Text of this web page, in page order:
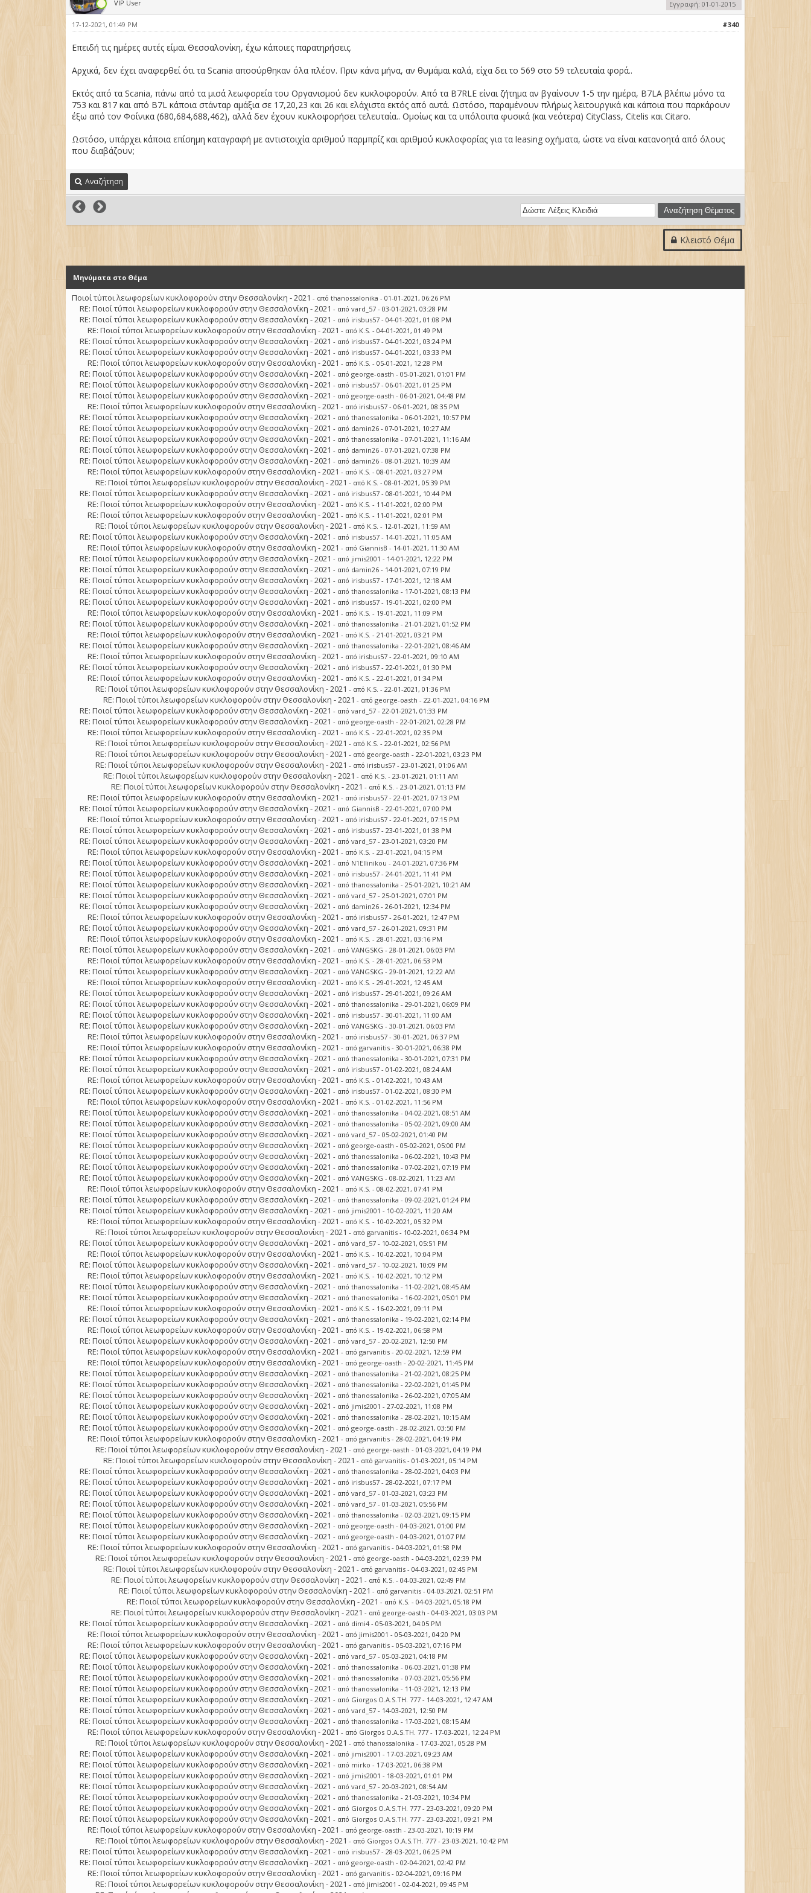
VIP User
Εγγραφή: 01-01-2015
#340
17-12-2021, 01:49 PM
Επειδή τις ημέρες αυτές είμαι Θεσσαλονίκη, έχω κάποιες παρατηρήσεις.
Αρχικά, δεν έχει αναφερθεί ότι τα Scania αποσύρθηκαν όλα πλέον. Πριν κάνα μήνα, αν θυμάμαι καλά, είχα δει το 569 στο 59 τελευταία φορά..
Εκτός από τα Scania, πάνω από τα μισά λεωφορεία του Οργανισμού δεν κυκλοφορούν. Από τα B7RLE είναι ζήτημα αν βγαίνουν 1-5 την ημέρα, Β7LA βλέπω μόνο τα
753 και 817 και από B7L κάποια στάνταρ αμάξια σε 17,20,23 και 26 και ελάχιστα εκτός από αυτά. Ωστόσο, παραμένουν πλήρως λειτουργικά και κάποια που παρκάρουν
έξω από τον Φοίνικα (680,684,688,462), αλλά δεν έχουν κυκλοφορήσει τελευταία.. Ομοίως και τα υπόλοιπα φυσικά (και νεότερα) CityClass, Citelis και Citaro.
Ωστόσο, υπάρχει κάποια επίσημη καταγραφή με αντιστοιχία αριθμού παρμπρίζ και αριθμού κυκλοφορίας για τα leasing οχήματα, ώστε να είναι κατανοητά από όλους
που διαβάζουν;
Αναζήτηση
Κλειστό Θέμα
Μηνύματα στο Θέμα
Ποιοί τύποι λεωφορείων κυκλοφορούν στην Θεσσαλονίκη - 2021 - απόthanossalonika - 01-01-2021, 06:26 PM
RE: Ποιοί τύποι λεωφορείων κυκλοφορούν στην Θεσσαλονίκη - 2021 - απόvard_57 - 03-01-2021, 03:28 PM
RE: Ποιοί τύποι λεωφορείων κυκλοφορούν στην Θεσσαλονίκη - 2021 - από irisbus57 - 04-01-2021, 01:08 PM
RE: Ποιοί τύποι λεωφορείων κυκλοφορούν στην Θεσσαλονίκη - 2021 - από K.S. - 04-01-2021, 01:49 PM
RE: Ποιοί τύποι λεωφορείων κυκλοφορούν στην Θεσσαλονίκη - 2021 - από irisbus57 - 04-01-2021, 03:24 PM
RE: Ποιοί τύποι λεωφορείων κυκλοφορούν στην Θεσσαλονίκη - 2021 - από irisbus57 - 04-01-2021, 03:33 PM
RE: Ποιοί τύποι λεωφορείων κυκλοφορούν στην Θεσσαλονίκη - 2021 - από K.S. - 05-01-2021, 12:28 PM
RE: Ποιοί τύποι λεωφορείων κυκλοφορούν στην Θεσσαλονίκη - 2021 - απόgeorge-oasth - 05-01-2021, 01:01 PM
RE: Ποιοί τύποι λεωφορείων κυκλοφορούν στην Θεσσαλονίκη - 2021 - από irisbus57 - 06-01-2021, 01:25 PM
RE: Ποιοί τύποι λεωφορείων κυκλοφορούν στην Θεσσαλονίκη - 2021 - απόgeorge-oasth - 06-01-2021, 04:48 PM
RE: Ποιοί τύποι λεωφορείων κυκλοφορούν στην Θεσσαλονίκη - 2021 - από irisbus57 - 06-01-2021, 08:35 PM
RE: Ποιοί τύποι λεωφορείων κυκλοφορούν στην Θεσσαλονίκη - 2021 - απόthanossalonika - 06-01-2021, 10:57 PM
RE: Ποιοί τύποι λεωφορείων κυκλοφορούν στην Θεσσαλονίκη - 2021 - από damin26 - 07-01-2021, 10:27 AM
RE: Ποιοί τύποι λεωφορείων κυκλοφορούν στην Θεσσαλονίκη - 2021 - απόthanossalonika - 07-01-2021, 11:16 AM
RE: Ποιοί τύποι λεωφορείων κυκλοφορούν στην Θεσσαλονίκη - 2021 - από damin26 - 07-01-2021, 07:38 PM
RE: Ποιοί τύποι λεωφορείων κυκλοφορούν στην Θεσσαλονίκη - 2021 - από damin26 - 08-01-2021, 10:39 AM
RE: Ποιοί τύποι λεωφορείων κυκλοφορούν στην Θεσσαλονίκη - 2021 - από K.S. - 08-01-2021, 03:27 PM
RE: Ποιοί τύποι λεωφορείων κυκλοφορούν στην Θεσσαλονίκη - 2021 - από K.S. - 08-01-2021, 05:39 PM
RE: Ποιοί τύποι λεωφορείων κυκλοφορούν στην Θεσσαλονίκη - 2021 - από irisbus57 - 08-01-2021, 10:44 PM
RE: Ποιοί τύποι λεωφορείων κυκλοφορούν στην Θεσσαλονίκη - 2021 - από K.S. - 11-01-2021, 02:00 PM
RE: Ποιοί τύποι λεωφορείων κυκλοφορούν στην Θεσσαλονίκη - 2021 - από K.S. - 11-01-2021, 02:01 PM
RE: Ποιοί τύποι λεωφορείων κυκλοφορούν στην Θεσσαλονίκη - 2021 - από K.S. - 12-01-2021, 11:59 AM
RE: Ποιοί τύποι λεωφορείων κυκλοφορούν στην Θεσσαλονίκη - 2021 - από irisbus57 - 14-01-2021, 11:05 AM
RE: Ποιοί τύποι λεωφορείων κυκλοφορούν στην Θεσσαλονίκη - 2021 - από GiannisB - 14-01-2021, 11:30 AM
RE: Ποιοί τύποι λεωφορείων κυκλοφορούν στην Θεσσαλονίκη - 2021 - από jimis2001 - 14-01-2021, 12:22 PM
RE: Ποιοί τύποι λεωφορείων κυκλοφορούν στην Θεσσαλονίκη - 2021 - από damin26 - 14-01-2021, 07:19 PM
RE: Ποιοί τύποι λεωφορείων κυκλοφορούν στην Θεσσαλονίκη - 2021 - από irisbus57 - 17-01-2021, 12:18 AM
RE: Ποιοί τύποι λεωφορείων κυκλοφορούν στην Θεσσαλονίκη - 2021 - απόthanossalonika - 17-01-2021, 08:13 PM
RE: Ποιοί τύποι λεωφορείων κυκλοφορούν στην Θεσσαλονίκη - 2021 - από irisbus57 - 19-01-2021, 02:00 PM
RE: Ποιοί τύποι λεωφορείων κυκλοφορούν στην Θεσσαλονίκη - 2021 - από K.S. - 19-01-2021, 11:09 PM
RE: Ποιοί τύποι λεωφορείων κυκλοφορούν στην Θεσσαλονίκη - 2021 - απόthanossalonika - 21-01-2021, 01:52 PM
RE: Ποιοί τύποι λεωφορείων κυκλοφορούν στην Θεσσαλονίκη - 2021 - από K.S. - 21-01-2021, 03:21 PM
RE: Ποιοί τύποι λεωφορείων κυκλοφορούν στην Θεσσαλονίκη - 2021 - απόthanossalonika - 22-01-2021, 08:46 AM
RE: Ποιοί τύποι λεωφορείων κυκλοφορούν στην Θεσσαλονίκη - 2021 - από irisbus57 - 22-01-2021, 09:10 AM
RE: Ποιοί τύποι λεωφορείων κυκλοφορούν στην Θεσσαλονίκη - 2021 - από irisbus57 - 22-01-2021, 01:30 PM
RE: Ποιοί τύποι λεωφορείων κυκλοφορούν στην Θεσσαλονίκη - 2021 - από K.S. - 22-01-2021, 01:34 PM
RE: Ποιοί τύποι λεωφορείων κυκλοφορούν στην Θεσσαλονίκη - 2021 - από K.S. - 22-01-2021, 01:36 PM
RE: Ποιοί τύποι λεωφορείων κυκλοφορούν στην Θεσσαλονίκη - 2021 - απόgeorge-oasth - 22-01-2021, 04:16 PM
RE: Ποιοί τύποι λεωφορείων κυκλοφορούν στην Θεσσαλονίκη - 2021 - απόvard_57 - 22-01-2021, 01:33 PM
RE: Ποιοί τύποι λεωφορείων κυκλοφορούν στην Θεσσαλονίκη - 2021 - απόgeorge-oasth - 22-01-2021, 02:28 PM
RE: Ποιοί τύποι λεωφορείων κυκλοφορούν στην Θεσσαλονίκη - 2021 - από K.S. - 22-01-2021, 02:35 PM
RE: Ποιοί τύποι λεωφορείων κυκλοφορούν στην Θεσσαλονίκη - 2021 - από K.S. - 22-01-2021, 02:56 PM
RE: Ποιοί τύποι λεωφορείων κυκλοφορούν στην Θεσσαλονίκη - 2021 - απόgeorge-oasth - 22-01-2021, 03:23 PM
RE: Ποιοί τύποι λεωφορείων κυκλοφορούν στην Θεσσαλονίκη - 2021 - από irisbus57 - 23-01-2021, 01:06 AM
RE: Ποιοί τύποι λεωφορείων κυκλοφορούν στην Θεσσαλονίκη - 2021 - από K.S. - 23-01-2021, 01:11 AM
RE: Ποιοί τύποι λεωφορείων κυκλοφορούν στην Θεσσαλονίκη - 2021 - από K.S. - 23-01-2021, 01:13 PM
RE: Ποιοί τύποι λεωφορείων κυκλοφορούν στην Θεσσαλονίκη - 2021 - από irisbus57 - 22-01-2021, 07:13 PM
RE: Ποιοί τύποι λεωφορείων κυκλοφορούν στην Θεσσαλονίκη - 2021 - από GiannisB - 22-01-2021, 07:00 PM
RE: Ποιοί τύποι λεωφορείων κυκλοφορούν στην Θεσσαλονίκη - 2021 - από irisbus57 - 22-01-2021, 07:15 PM
RE: Ποιοί τύποι λεωφορείων κυκλοφορούν στην Θεσσαλονίκη - 2021 - από irisbus57 - 23-01-2021, 01:38 PM
RE: Ποιοί τύποι λεωφορείων κυκλοφορούν στην Θεσσαλονίκη - 2021 - απόvard_57 - 23-01-2021, 03:20 PM
RE: Ποιοί τύποι λεωφορείων κυκλοφορούν στην Θεσσαλονίκη - 2021 - από K.S. - 23-01-2021, 04:15 PM
RE: Ποιοί τύποι λεωφορείων κυκλοφορούν στην Θεσσαλονίκη - 2021 - από N1Ellinikou - 24-01-2021, 07:36 PM
RE: Ποιοί τύποι λεωφορείων κυκλοφορούν στην Θεσσαλονίκη - 2021 - από irisbus57 - 24-01-2021, 11:41 PM
RE: Ποιοί τύποι λεωφορείων κυκλοφορούν στην Θεσσαλονίκη - 2021 - απόthanossalonika - 25-01-2021, 10:21 AM
RE: Ποιοί τύποι λεωφορείων κυκλοφορούν στην Θεσσαλονίκη - 2021 - απόvard_57 - 25-01-2021, 07:01 PM
RE: Ποιοί τύποι λεωφορείων κυκλοφορούν στην Θεσσαλονίκη - 2021 - από damin26 - 26-01-2021, 12:34 PM
RE: Ποιοί τύποι λεωφορείων κυκλοφορούν στην Θεσσαλονίκη - 2021 - από irisbus57 - 26-01-2021, 12:47 PM
RE: Ποιοί τύποι λεωφορείων κυκλοφορούν στην Θεσσαλονίκη - 2021 - απόvard_57 - 26-01-2021, 09:31 PM
RE: Ποιοί τύποι λεωφορείων κυκλοφορούν στην Θεσσαλονίκη - 2021 - από K.S. - 28-01-2021, 03:16 PM
RE: Ποιοί τύποι λεωφορείων κυκλοφορούν στην Θεσσαλονίκη - 2021 - απόVANGSKG - 28-01-2021, 06:03 PM
RE: Ποιοί τύποι λεωφορείων κυκλοφορούν στην Θεσσαλονίκη - 2021 - από K.S. - 28-01-2021, 06:53 PM
RE: Ποιοί τύποι λεωφορείων κυκλοφορούν στην Θεσσαλονίκη - 2021 - απόVANGSKG - 29-01-2021, 12:22 AM
RE: Ποιοί τύποι λεωφορείων κυκλοφορούν στην Θεσσαλονίκη - 2021 - από K.S. - 29-01-2021, 12:45 AM
RE: Ποιοί τύποι λεωφορείων κυκλοφορούν στην Θεσσαλονίκη - 2021 - από irisbus57 - 29-01-2021, 09:26 AM
RE: Ποιοί τύποι λεωφορείων κυκλοφορούν στην Θεσσαλονίκη - 2021 - απόthanossalonika - 29-01-2021, 06:09 PM
RE: Ποιοί τύποι λεωφορείων κυκλοφορούν στην Θεσσαλονίκη - 2021 - από irisbus57 - 30-01-2021, 11:00 AM
RE: Ποιοί τύποι λεωφορείων κυκλοφορούν στην Θεσσαλονίκη - 2021 - απόVANGSKG - 30-01-2021, 06:03 PM
RE: Ποιοί τύποι λεωφορείων κυκλοφορούν στην Θεσσαλονίκη - 2021 - από irisbus57 - 30-01-2021, 06:37 PM
RE: Ποιοί τύποι λεωφορείων κυκλοφορούν στην Θεσσαλονίκη - 2021 - απόgarvanitis - 30-01-2021, 06:38 PM
RE: Ποιοί τύποι λεωφορείων κυκλοφορούν στην Θεσσαλονίκη - 2021 - απόthanossalonika - 30-01-2021, 07:31 PM
RE: Ποιοί τύποι λεωφορείων κυκλοφορούν στην Θεσσαλονίκη - 2021 - από irisbus57 - 01-02-2021, 08:24 AM
RE: Ποιοί τύποι λεωφορείων κυκλοφορούν στην Θεσσαλονίκη - 2021 - από K.S. - 01-02-2021, 10:43 AM
RE: Ποιοί τύποι λεωφορείων κυκλοφορούν στην Θεσσαλονίκη - 2021 - από irisbus57 - 01-02-2021, 08:30 PM
RE: Ποιοί τύποι λεωφορείων κυκλοφορούν στην Θεσσαλονίκη - 2021 - από K.S. - 01-02-2021, 11:56 PM
RE: Ποιοί τύποι λεωφορείων κυκλοφορούν στην Θεσσαλονίκη - 2021 - απόthanossalonika - 04-02-2021, 08:51 AM
RE: Ποιοί τύποι λεωφορείων κυκλοφορούν στην Θεσσαλονίκη - 2021 - απόthanossalonika - 05-02-2021, 09:00 AM
RE: Ποιοί τύποι λεωφορείων κυκλοφορούν στην Θεσσαλονίκη - 2021 - απόvard_57 - 05-02-2021, 01:40 PM
RE: Ποιοί τύποι λεωφορείων κυκλοφορούν στην Θεσσαλονίκη - 2021 - απόgeorge-oasth - 05-02-2021, 05:00 PM
RE: Ποιοί τύποι λεωφορείων κυκλοφορούν στην Θεσσαλονίκη - 2021 - απόthanossalonika - 06-02-2021, 10:43 PM
RE: Ποιοί τύποι λεωφορείων κυκλοφορούν στην Θεσσαλονίκη - 2021 - απόthanossalonika - 07-02-2021, 07:19 PM
RE: Ποιοί τύποι λεωφορείων κυκλοφορούν στην Θεσσαλονίκη - 2021 - απόVANGSKG - 08-02-2021, 11:23 AM
RE: Ποιοί τύποι λεωφορείων κυκλοφορούν στην Θεσσαλονίκη - 2021 - από K.S. - 08-02-2021, 07:41 PM
RE: Ποιοί τύποι λεωφορείων κυκλοφορούν στην Θεσσαλονίκη - 2021 - απόthanossalonika - 09-02-2021, 01:24 PM
RE: Ποιοί τύποι λεωφορείων κυκλοφορούν στην Θεσσαλονίκη - 2021 - από jimis2001 - 10-02-2021, 11:20 AM
RE: Ποιοί τύποι λεωφορείων κυκλοφορούν στην Θεσσαλονίκη - 2021 - από K.S. - 10-02-2021, 05:32 PM
RE: Ποιοί τύποι λεωφορείων κυκλοφορούν στην Θεσσαλονίκη - 2021 - απόgarvanitis - 10-02-2021, 06:34 PM
RE: Ποιοί τύποι λεωφορείων κυκλοφορούν στην Θεσσαλονίκη - 2021 - απόvard_57 - 10-02-2021, 05:51 PM
RE: Ποιοί τύποι λεωφορείων κυκλοφορούν στην Θεσσαλονίκη - 2021 - από K.S. - 10-02-2021, 10:04 PM
RE: Ποιοί τύποι λεωφορείων κυκλοφορούν στην Θεσσαλονίκη - 2021 - απόvard_57 - 10-02-2021, 10:09 PM
RE: Ποιοί τύποι λεωφορείων κυκλοφορούν στην Θεσσαλονίκη - 2021 - από K.S. - 10-02-2021, 10:12 PM
RE: Ποιοί τύποι λεωφορείων κυκλοφορούν στην Θεσσαλονίκη - 2021 - απόthanossalonika - 11-02-2021, 08:45 AM
RE: Ποιοί τύποι λεωφορείων κυκλοφορούν στην Θεσσαλονίκη - 2021 - απόthanossalonika - 16-02-2021, 05:01 PM
RE: Ποιοί τύποι λεωφορείων κυκλοφορούν στην Θεσσαλονίκη - 2021 - από K.S. - 16-02-2021, 09:11 PM
RE: Ποιοί τύποι λεωφορείων κυκλοφορούν στην Θεσσαλονίκη - 2021 - απόthanossalonika - 19-02-2021, 02:14 PM
RE: Ποιοί τύποι λεωφορείων κυκλοφορούν στην Θεσσαλονίκη - 2021 - από K.S. - 19-02-2021, 06:58 PM
RE: Ποιοί τύποι λεωφορείων κυκλοφορούν στην Θεσσαλονίκη - 2021 - απόvard_57 - 20-02-2021, 12:50 PM
RE: Ποιοί τύποι λεωφορείων κυκλοφορούν στην Θεσσαλονίκη - 2021 - απόgarvanitis - 20-02-2021, 12:59 PM
RE: Ποιοί τύποι λεωφορείων κυκλοφορούν στην Θεσσαλονίκη - 2021 - απόgeorge-oasth - 20-02-2021, 11:45 PM
RE: Ποιοί τύποι λεωφορείων κυκλοφορούν στην Θεσσαλονίκη - 2021 - απόthanossalonika - 21-02-2021, 08:25 PM
RE: Ποιοί τύποι λεωφορείων κυκλοφορούν στην Θεσσαλονίκη - 2021 - απόthanossalonika - 22-02-2021, 01:45 PM
RE: Ποιοί τύποι λεωφορείων κυκλοφορούν στην Θεσσαλονίκη - 2021 - απόthanossalonika - 26-02-2021, 07:05 AM
RE: Ποιοί τύποι λεωφορείων κυκλοφορούν στην Θεσσαλονίκη - 2021 - από jimis2001 - 27-02-2021, 11:08 PM
RE: Ποιοί τύποι λεωφορείων κυκλοφορούν στην Θεσσαλονίκη - 2021 - απόthanossalonika - 28-02-2021, 10:15 AM
RE: Ποιοί τύποι λεωφορείων κυκλοφορούν στην Θεσσαλονίκη - 2021 - απόgeorge-oasth - 28-02-2021, 03:50 PM
RE: Ποιοί τύποι λεωφορείων κυκλοφορούν στην Θεσσαλονίκη - 2021 - απόgarvanitis - 28-02-2021, 04:19 PM
RE: Ποιοί τύποι λεωφορείων κυκλοφορούν στην Θεσσαλονίκη - 2021 - απόgeorge-oasth - 01-03-2021, 04:19 PM
RE: Ποιοί τύποι λεωφορείων κυκλοφορούν στην Θεσσαλονίκη - 2021 - απόgarvanitis - 01-03-2021, 05:14 PM
RE: Ποιοί τύποι λεωφορείων κυκλοφορούν στην Θεσσαλονίκη - 2021 - απόthanossalonika - 28-02-2021, 04:03 PM
RE: Ποιοί τύποι λεωφορείων κυκλοφορούν στην Θεσσαλονίκη - 2021 - από irisbus57 - 28-02-2021, 07:17 PM
RE: Ποιοί τύποι λεωφορείων κυκλοφορούν στην Θεσσαλονίκη - 2021 - απόvard_57 - 01-03-2021, 03:23 PM
RE: Ποιοί τύποι λεωφορείων κυκλοφορούν στην Θεσσαλονίκη - 2021 - απόvard_57 - 01-03-2021, 05:56 PM
RE: Ποιοί τύποι λεωφορείων κυκλοφορούν στην Θεσσαλονίκη - 2021 - απόthanossalonika - 02-03-2021, 09:15 PM
RE: Ποιοί τύποι λεωφορείων κυκλοφορούν στην Θεσσαλονίκη - 2021 - απόgeorge-oasth - 04-03-2021, 01:00 PM
RE: Ποιοί τύποι λεωφορείων κυκλοφορούν στην Θεσσαλονίκη - 2021 - απόgeorge-oasth - 04-03-2021, 01:07 PM
RE: Ποιοί τύποι λεωφορείων κυκλοφορούν στην Θεσσαλονίκη - 2021 - απόgarvanitis - 04-03-2021, 01:58 PM
RE: Ποιοί τύποι λεωφορείων κυκλοφορούν στην Θεσσαλονίκη - 2021 - απόgeorge-oasth - 04-03-2021, 02:39 PM
RE: Ποιοί τύποι λεωφορείων κυκλοφορούν στην Θεσσαλονίκη - 2021 - απόgarvanitis - 04-03-2021, 02:45 PM
RE: Ποιοί τύποι λεωφορείων κυκλοφορούν στην Θεσσαλονίκη - 2021 - από K.S. - 04-03-2021, 02:49 PM
RE: Ποιοί τύποι λεωφορείων κυκλοφορούν στην Θεσσαλονίκη - 2021 - απόgarvanitis - 04-03-2021, 02:51 PM
RE: Ποιοί τύποι λεωφορείων κυκλοφορούν στην Θεσσαλονίκη - 2021 - από K.S. - 04-03-2021, 05:18 PM
RE: Ποιοί τύποι λεωφορείων κυκλοφορούν στην Θεσσαλονίκη - 2021 - απόgeorge-oasth - 04-03-2021, 03:03 PM
RE: Ποιοί τύποι λεωφορείων κυκλοφορούν στην Θεσσαλονίκη - 2021 - από dimi4 - 05-03-2021, 04:05 PM
RE: Ποιοί τύποι λεωφορείων κυκλοφορούν στην Θεσσαλονίκη - 2021 - από jimis2001 - 05-03-2021, 04:20 PM
RE: Ποιοί τύποι λεωφορείων κυκλοφορούν στην Θεσσαλονίκη - 2021 - απόgarvanitis - 05-03-2021, 07:16 PM
RE: Ποιοί τύποι λεωφορείων κυκλοφορούν στην Θεσσαλονίκη - 2021 - απόvard_57 - 05-03-2021, 04:18 PM
RE: Ποιοί τύποι λεωφορείων κυκλοφορούν στην Θεσσαλονίκη - 2021 - απόthanossalonika - 06-03-2021, 01:38 PM
RE: Ποιοί τύποι λεωφορείων κυκλοφορούν στην Θεσσαλονίκη - 2021 - απόthanossalonika - 07-03-2021, 05:56 PM
RE: Ποιοί τύποι λεωφορείων κυκλοφορούν στην Θεσσαλονίκη - 2021 - απόthanossalonika - 11-03-2021, 12:13 PM
RE: Ποιοί τύποι λεωφορείων κυκλοφορούν στην Θεσσαλονίκη - 2021 - από Giorgos O.A.S.TH. 777 - 14-03-2021, 12:47 AM
RE: Ποιοί τύποι λεωφορείων κυκλοφορούν στην Θεσσαλονίκη - 2021 - απόvard_57 - 14-03-2021, 12:50 PM
RE: Ποιοί τύποι λεωφορείων κυκλοφορούν στην Θεσσαλονίκη - 2021 - απόthanossalonika - 17-03-2021, 08:15 AM
RE: Ποιοί τύποι λεωφορείων κυκλοφορούν στην Θεσσαλονίκη - 2021 - από Giorgos O.A.S.TH. 777 - 17-03-2021, 12:24 PM
RE: Ποιοί τύποι λεωφορείων κυκλοφορούν στην Θεσσαλονίκη - 2021 - απόthanossalonika - 17-03-2021, 05:28 PM
RE: Ποιοί τύποι λεωφορείων κυκλοφορούν στην Θεσσαλονίκη - 2021 - από jimis2001 - 17-03-2021, 09:23 AM
RE: Ποιοί τύποι λεωφορείων κυκλοφορούν στην Θεσσαλονίκη - 2021 - από mirko - 17-03-2021, 06:38 PM
RE: Ποιοί τύποι λεωφορείων κυκλοφορούν στην Θεσσαλονίκη - 2021 - από jimis2001 - 18-03-2021, 01:01 PM
RE: Ποιοί τύποι λεωφορείων κυκλοφορούν στην Θεσσαλονίκη - 2021 - απόvard_57 - 20-03-2021, 08:54 AM
RE: Ποιοί τύποι λεωφορείων κυκλοφορούν στην Θεσσαλονίκη - 2021 - απόthanossalonika - 21-03-2021, 10:34 PM
RE: Ποιοί τύποι λεωφορείων κυκλοφορούν στην Θεσσαλονίκη - 2021 - από Giorgos O.A.S.TH. 777 - 23-03-2021, 09:20 PM
RE: Ποιοί τύποι λεωφορείων κυκλοφορούν στην Θεσσαλονίκη - 2021 - από Giorgos O.A.S.TH. 777 - 23-03-2021, 09:21 PM
RE: Ποιοί τύποι λεωφορείων κυκλοφορούν στην Θεσσαλονίκη - 2021 - απόgeorge-oasth - 23-03-2021, 10:19 PM
RE: Ποιοί τύποι λεωφορείων κυκλοφορούν στην Θεσσαλονίκη - 2021 - από Giorgos O.A.S.TH. 777 - 23-03-2021, 10:42 PM
RE: Ποιοί τύποι λεωφορείων κυκλοφορούν στην Θεσσαλονίκη - 2021 - από irisbus57 - 28-03-2021, 06:25 PM
RE: Ποιοί τύποι λεωφορείων κυκλοφορούν στην Θεσσαλονίκη - 2021 - απόgeorge-oasth - 02-04-2021, 02:42 PM
RE: Ποιοί τύποι λεωφορείων κυκλοφορούν στην Θεσσαλονίκη - 2021 - απόgarvanitis - 02-04-2021, 09:16 PM
RE: Ποιοί τύποι λεωφορείων κυκλοφορούν στην Θεσσαλονίκη - 2021 - από jimis2001 - 02-04-2021, 09:45 PM